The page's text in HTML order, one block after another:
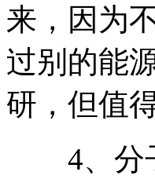
来，因为
过别的能
研，但值
4、分子